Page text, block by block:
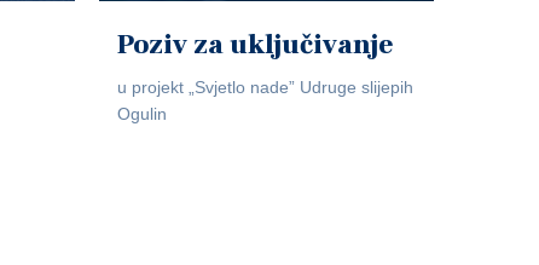
Poziv za uključivanje
u projekt „Svjetlo nade” Udruge slijepih
Ogulin